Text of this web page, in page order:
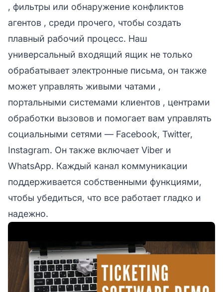
, фильтры или обнаружение конфликтов
агентов , среди прочего, чтобы создать
плавный рабочий процесс. Наш
универсальный входящий ящик не только
обрабатывает электронные письма, он также
может управлять живыми чатами ,
портальными системами клиентов , центрами
обработки вызовов и помогает вам управлять
социальными сетями — Facebook, Twitter,
Instagram. Он также включает Viber и
WhatsApp. Каждый канал коммуникации
поддерживается собственными функциями,
чтобы убедиться, что все работает гладко и
надежно.